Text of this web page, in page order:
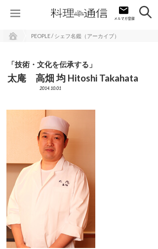
PEOPLE / シェフ名鑑（アーカイブ）
「技術・文化を伝承する」
太庵 高畑 均 Hitoshi Takahata
2014.10.01